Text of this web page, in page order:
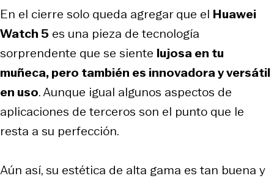
En el cierre solo queda agregar que el Huawei
Watch 5 es una pieza de tecnología
sorprendente que se siente lujosa en tu
muñeca, pero también es innovadora y versátil
en uso. Aunque igual algunos aspectos de
aplicaciones de terceros son el punto que le
resta a su perfección.
Aún así, su estética de alta gama es tan buena y